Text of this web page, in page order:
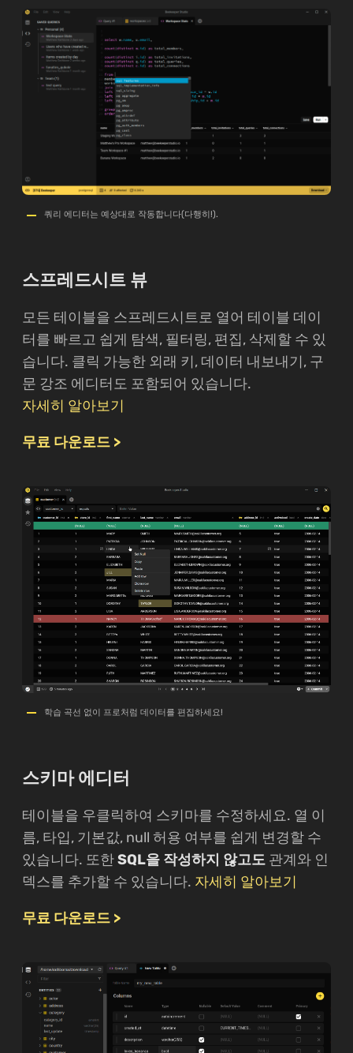
쿼리 에디터는 예상대로 작동합니다(다행히!).
스프레드시트 뷰
모든 테이블을 스프레드시트로 열어 테이블 데이
터를 빠르고 쉽게 탐색, 필터링, 편집, 삭제할 수 있
습니다. 클릭 가능한 외래 키, 데이터 내보내기, 구
문 강조 에디터도 포함되어 있습니다.
자세히 알아보기
무료 다운로드 >
학습 곡선 없이 프로처럼 데이터를 편집하세요!
스키마 에디터
테이블을 우클릭하여 스키마를 수정하세요. 열 이
름, 타입, 기본값, null 허용 여부를 쉽게 변경할 수
있습니다. 또한SQL을 작성하지 않고도 관계와 인
덱스를 추가할 수 있습니다. 자세히 알아보기
무료 다운로드 >